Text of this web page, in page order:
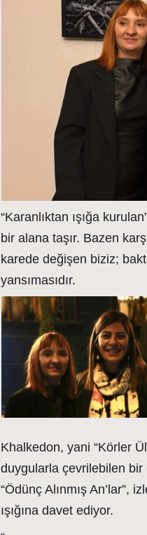
“Karanlıktan ışığa
bir alana taşır. Bazen
karede değişen biziz;
yansımasıdır.
Khalkedon, yani “Körler
duygularla çevrilebilen bir
“Ödünç Alınmış
ışığına davet ediyor.